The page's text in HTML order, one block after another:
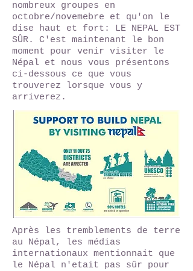
nombreux groupes en
octobre/novemebre et qu'on le
dise haut et fort: LE NEPAL EST
SÛR. C'est maintenant le bon
moment pour venir visiter le
Népal et nous vous présentons
ci-dessous ce que vous
trouverez lorsque vous y
arriverez.
Après les tremblements de terre
au Népal, les médias
internationaux mentionnait que
le Népal n'etait pas sûr pour